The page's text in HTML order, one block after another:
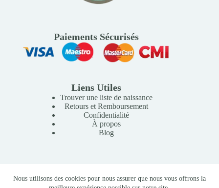
Nous utilisons des cookies pour nous assurer que nous vous offrons la
Paiements Sécurisés
Liens Utiles
Trouver une liste de naissance
Retours et Remboursement
Confidentialité
À propos
Blog
Copyright © 2026 Mille Lunes - Création du site :
Baptiste
-Conditions Générales de Vente